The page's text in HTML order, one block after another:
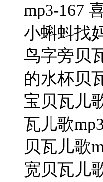
mp3-167
小蝌蚪找
鸟字旁贝
的水杯贝
宝贝瓦儿
瓦儿歌
贝瓦儿歌
宽贝瓦儿